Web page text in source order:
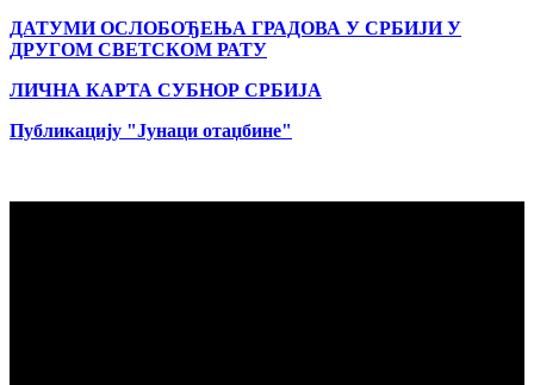
ДАТУМИ ОСЛОБОЂЕЊА ГРАДОВА У СРБИЈИ У
ДРУГОМ СВЕТСКОМ РАТУ
ЛИЧНА КАРТА СУБНОР СРБИЈА
Публикацију "Јунаци отаџбине"